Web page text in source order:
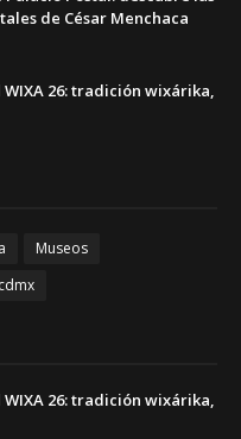
de César Menchaca
26: tradición wixárika,
Museos
26: tradición wixárika,